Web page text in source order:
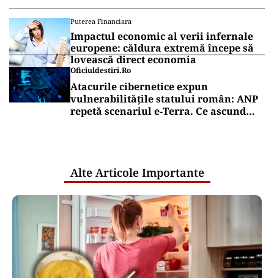
Puterea Financiara
Impactul economic al verii infernale
europene: căldura extremă începe să
lovească direct economia
Oficiuldestiri.ro
Atacurile cibernetice expun
vulnerabilitățile statului român: ANP
repetă scenariul e‑Terra. Ce ascund
Alte Articole Importante